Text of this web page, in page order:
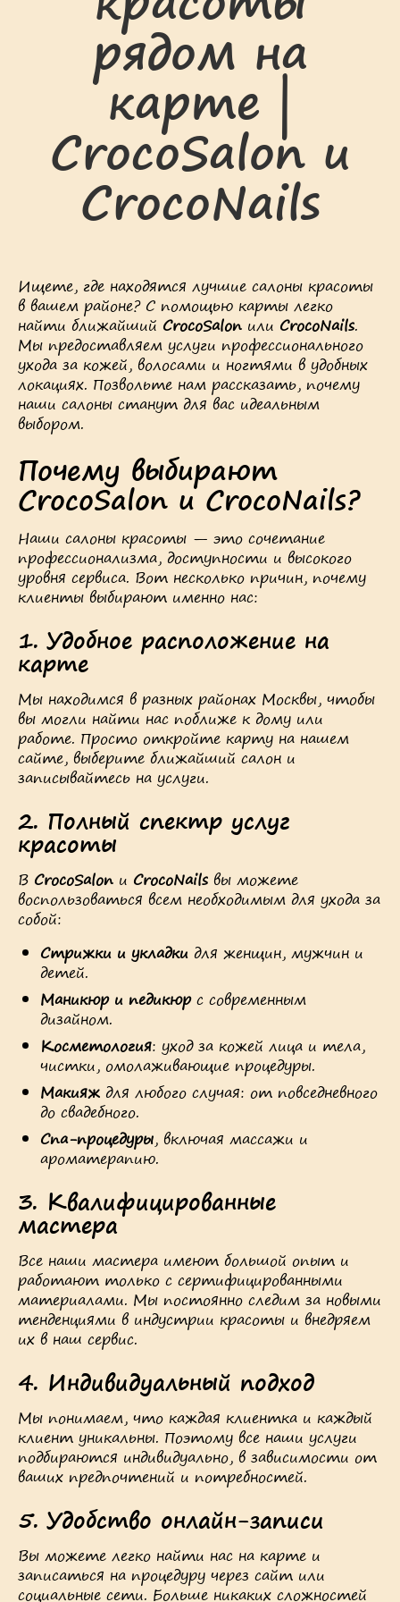
рядом на
карте |
CrocoSalon и
CrocoNails
Ищете, где находятся лучшие салоны красоты
в вашем районе? С помощью карты легко
найти ближайший CrocoSalon или CrocoNails.
Мы предоставляем услуги профессионального
ухода за кожей, волосами и ногтями в удобных
локациях. Позвольте нам рассказать, почему
наши салоны станут для вас идеальным
выбором.
Почему выбирают
CrocoSalon и CrocoNails?
Наши салоны красоты — это сочетание
профессионализма, доступности и высокого
уровня сервиса. Вот несколько причин, почему
клиенты выбирают именно нас:
1.Удобное расположение на
карте
Мы находимся в разных районах Москвы, чтобы
вы могли найти нас поближе к дому или
работе. Просто откройте карту на нашем
сайте, выберите ближайший салон и
записывайтесь на услуги.
2. Полный спектр услуг
красоты
В CrocoSalon и CrocoNails вы можете
воспользоваться всем необходимым для ухода за
собой:
Стрижки и укладки для женщин, мужчин и
детей.
Маникюр и педикюрс современным
дизайном.
Косметология: уход за кожей лица и тела,
чистки, омолаживающие процедуры.
Макияж для любого случая: от повседневного
до свадебного.
Спа-процедуры, включая массажи и
ароматерапию.
3. Квалифицированные
мастера
Все наши мастера имеют большой опыт и
работают только с сертифицированными
материалами. Мы постоянно следим за новыми
тенденциями в индустрии красоты и внедряем
их в наш сервис.
4. Индивидуальный подход
Мы понимаем, что каждая клиентка и каждый
клиент уникальны. Поэтому все наши услуги
подбираются индивидуально, в зависимости от
ваших предпочтений и потребностей.
5.Удобство онлайн-записи
Вы можете легко найти нас на карте и
записаться на процедуру через сайт или
социальные сети. Больше никаких сложностей